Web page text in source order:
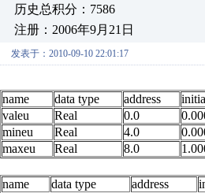
历史总积分：7586
注册：2006年9月21日
发表于：2010-09-10 22:01:17
name
data type address
valeu
Real 0.0
mineu
Real 4.0
maxeu
Real 8.0
name
data type address